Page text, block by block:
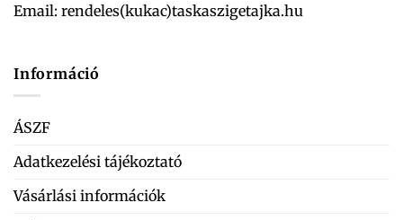
Email: rendeles(kukac)taskaszigetajka.hu
Információ
ÁSZF
Adatkezelési tájékoztató
Vásárlási információk